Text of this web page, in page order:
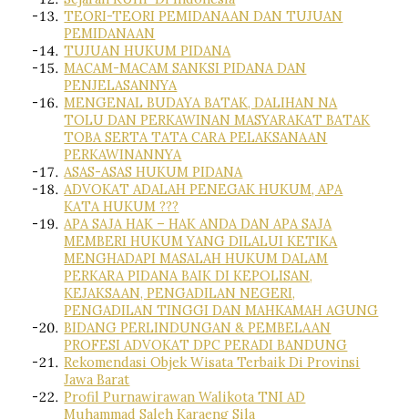
TEORI-TEORI PEMIDANAAN DAN TUJUAN
PEMIDANAAN
TUJUAN HUKUM PIDANA
MACAM-MACAM SANKSI PIDANA DAN
PENJELASANNYA
MENGENAL BUDAYA BATAK, DALIHAN NA
TOLU DAN PERKAWINAN MASYARAKAT BATAK
TOBA SERTA TATA CARA PELAKSANAAN
PERKAWINANNYA
ASAS-ASAS HUKUM PIDANA
ADVOKAT ADALAH PENEGAK HUKUM, APA
KATA HUKUM ???
APA SAJA HAK – HAK ANDA DAN APA SAJA
MEMBERI HUKUM YANG DILALUI KETIKA
MENGHADAPI MASALAH HUKUM DALAM
PERKARA PIDANA BAIK DI KEPOLISAN,
KEJAKSAAN, PENGADILAN NEGERI,
PENGADILAN TINGGI DAN MAHKAMAH AGUNG
BIDANG PERLINDUNGAN & PEMBELAAN
PROFESI ADVOKAT DPC PERADI BANDUNG
Rekomendasi Objek Wisata Terbaik Di Provinsi
Jawa Barat
Profil Purnawirawan Walikota TNI AD
Muhammad Saleh Karaeng Sila